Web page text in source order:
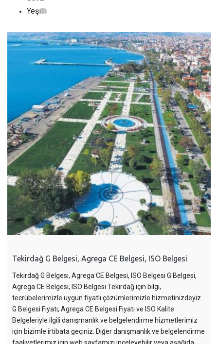
Yeşilli
Tekirdağ G Belgesi, Agrega CE Belgesi, ISO Belgesi
Tekirdağ G Belgesi, Agrega CE Belgesi, ISO Belgesi G Belgesi,
Agrega CE Belgesi, ISO Belgesi Tekirdağ için bilgi,
tecrübelerimizle uygun fiyatlı çözümlerimizle hizmetinizdeyiz.
G Belgesi Fiyatı, Agrega CE Belgesi Fiyatı ve ISO Kalite
Belgeleriyle ilgili danışmanlık ve belgelendirme hizmetlerimiz
için bizimle irtibata geçiniz. Diğer danışmanlık ve belgelendirme